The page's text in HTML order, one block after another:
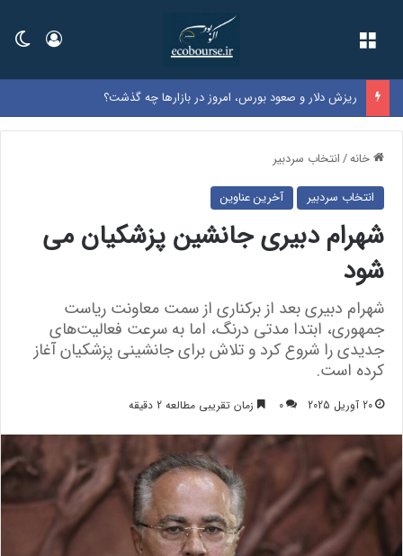
ورود
ریزش دلار و صعود بورس، امروز در بازارها چه گذشت؟
خانه/انتخاب سردبیر
انتخاب سردبیر آخرین عناوین
شهرام دبیری جانشین پزشکیان می
شود
شهرام دبیری بعد از برکناری از سمت معاونت ریاست
جمهوری، ابتدا مدتی درنگ، اما به سرعت فعالیت‌های
جدیدی را شروع کرد و تلاش‌ برای جانشینی پزشکیان آغاز
کرده است.
20 آوریل 2025 0 زمان تقریبی مطالعه 2 دقیقه